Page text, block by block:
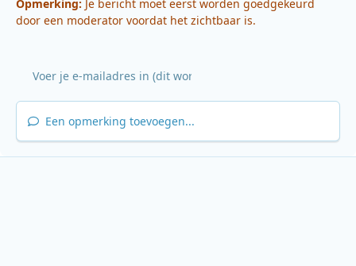
Opmerking: Je bericht moet eerst worden goedgekeurd
door een moderator voordat het zichtbaar is.
Een opmerking toevoegen...